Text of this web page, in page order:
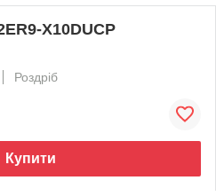
X10DUCP
Роздріб
Купити